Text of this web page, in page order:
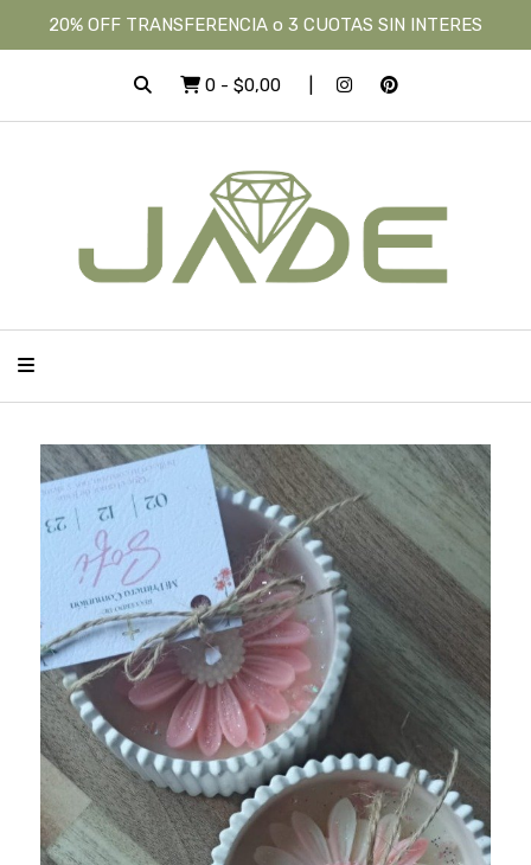
20% OFF TRANSFERENCIA o 3 CUOTAS SIN INTERES
0 - $0,00